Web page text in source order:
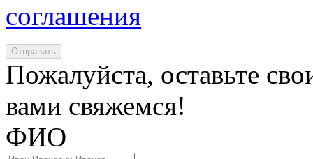
соглашения
Отправить
Пожалуйста, оставьте
вами свяжемся!
ФИО